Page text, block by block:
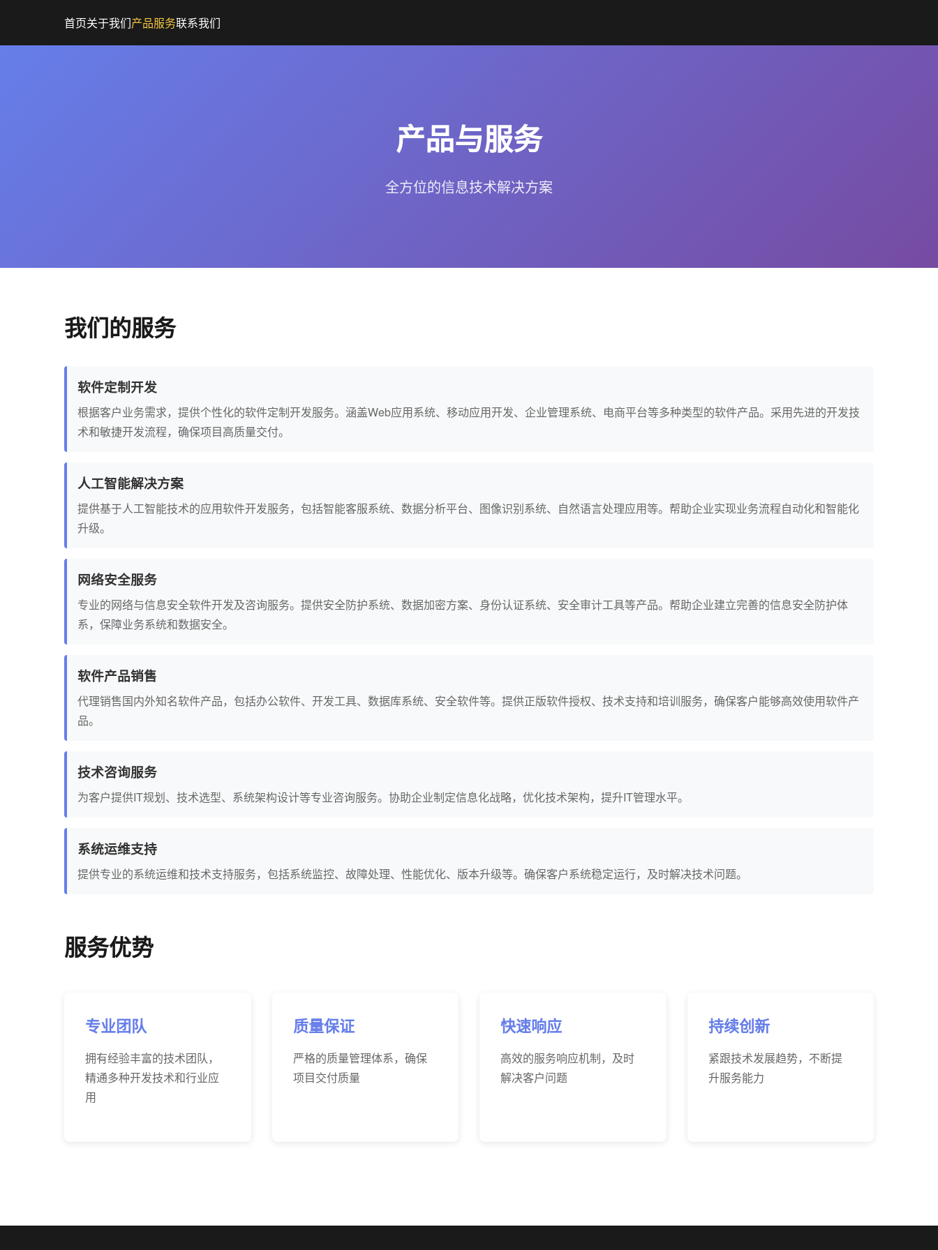
首页关于我们产品服务联系我们
产品与服务
全方位的信息技术解决方案
我们的服务
软件定制开发
根据客户业务需求，提供个性化的软件定制开发服务。涵盖Web应用系统、移动应用开发、企业管理系统、电商平台等多种类型的软件产品。采用先进的开发技
术和敏捷开发流程，确保项目高质量交付。
人工智能解决方案
提供基于人工智能技术的应用软件开发服务，包括智能客服系统、数据分析平台、图像识别系统、自然语言处理应用等。帮助企业实现业务流程自动化和智能化
升级。
网络安全服务
专业的网络与信息安全软件开发及咨询服务。提供安全防护系统、数据加密方案、身份认证系统、安全审计工具等产品。帮助企业建立完善的信息安全防护体
系，保障业务系统和数据安全。
软件产品销售
代理销售国内外知名软件产品，包括办公软件、开发工具、数据库系统、安全软件等。提供正版软件授权、技术支持和培训服务，确保客户能够高效使用软件产
品。
技术咨询服务
为客户提供IT规划、技术选型、系统架构设计等专业咨询服务。协助企业制定信息化战略，优化技术架构，提升IT管理水平。
系统运维支持
提供专业的系统运维和技术支持服务，包括系统监控、故障处理、性能优化、版本升级等。确保客户系统稳定运行，及时解决技术问题。
服务优势
专业团队
拥有经验丰富的技术团队，
精通多种开发技术和行业应
用
质量保证
严格的质量管理体系，确保
项目交付质量
快速响应
高效的服务响应机制，及时
解决客户问题
持续创新
紧跟技术发展趋势，不断提
升服务能力